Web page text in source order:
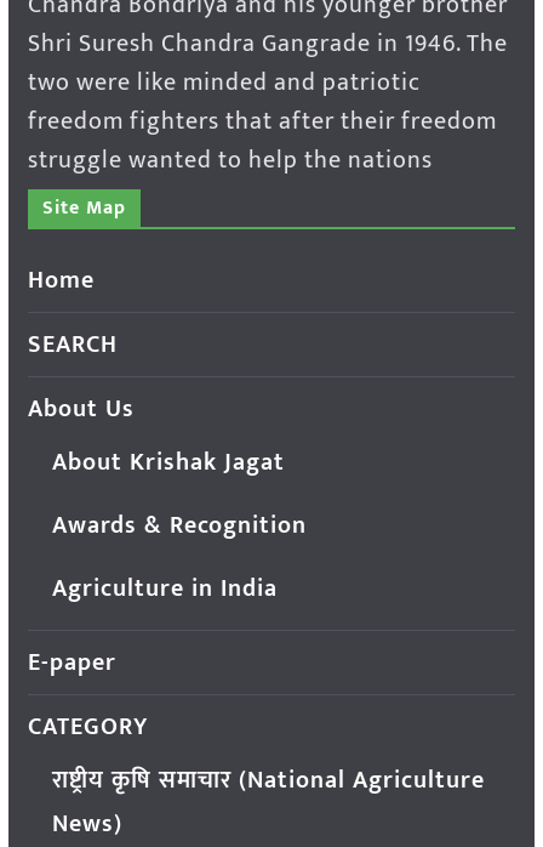
Shri Suresh Chandra Gangrade in 1946. The
two were like minded and patriotic
freedom fighters that after their freedom
struggle wanted to help the nations
Site Map
Home
SEARCH
About Us
About Krishak Jagat
Awards & Recognition
Agriculture in India
E-paper
CATEGORY
राष्ट्रीय कृषि समाचार (National Agriculture
News)